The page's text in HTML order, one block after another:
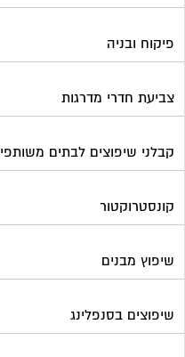
פיקוח ובניה
צביעת חדרי מדרגות
קבלני שיפוצים לבתים משותפים
קונסטרוקטור
שיפוץ מבנים
שיפוצים בסנפלינג